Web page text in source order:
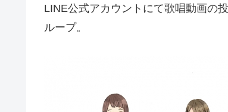
LINE公式アカウントにて歌唱動画の
ループ。